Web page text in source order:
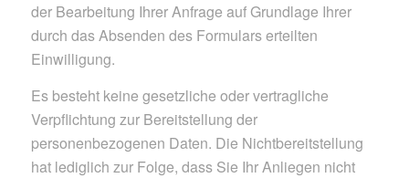
der Bearbeitung Ihrer Anfrage auf Grundlage Ihrer
durch das Absenden des Formulars erteilten
Einwilligung.
Es besteht keine gesetzliche oder vertragliche
Verpflichtung zur Bereitstellung der
personenbezogenen Daten. Die Nichtbereitstellung
hat lediglich zur Folge, dass Sie Ihr Anliegen nicht